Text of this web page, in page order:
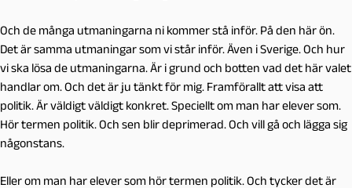
Och de många utmaningarna ni kommer stå inför. På den här ön.
Det är samma utmaningar som vi står inför. Även i Sverige. Och hur
vi ska lösa de utmaningarna. Är i grund och botten vad det här valet
handlar om. Och det är ju tänkt för mig. Framförallt att visa att
politik. Är väldigt väldigt konkret. Speciellt om man har elever som.
Hör termen politik. Och sen blir deprimerad. Och vill gå och lägga sig
någonstans.
Eller om man har elever som hör termen politik. Och tycker det är